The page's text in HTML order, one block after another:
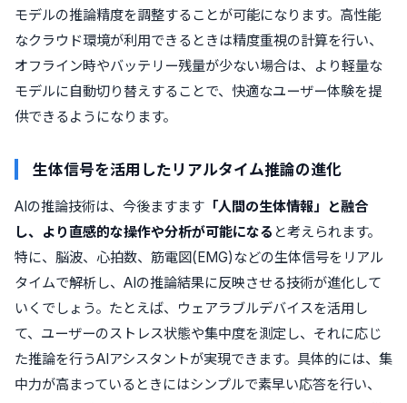
モデルの推論精度を調整することが可能になります。高性能
なクラウド環境が利用できるときは精度重視の計算を行い、
オフライン時やバッテリー残量が少ない場合は、より軽量な
モデルに自動切り替えすることで、快適なユーザー体験を提
供できるようになります。
生体信号を活用したリアルタイム推論の進化
AIの推論技術は、今後ますます 「人間の生体情報」と融合
し、より直感的な操作や分析が可能になる と考えられます。
特に、脳波、心拍数、筋電図(EMG)などの生体信号をリアル
タイムで解析し、AIの推論結果に反映させる技術が進化して
いくでしょう。たとえば、ウェアラブルデバイスを活用し
て、ユーザーのストレス状態や集中度を測定し、それに応じ
た推論を行うAIアシスタントが実現できます。具体的には、集
中力が高まっているときにはシンプルで素早い応答を行い、